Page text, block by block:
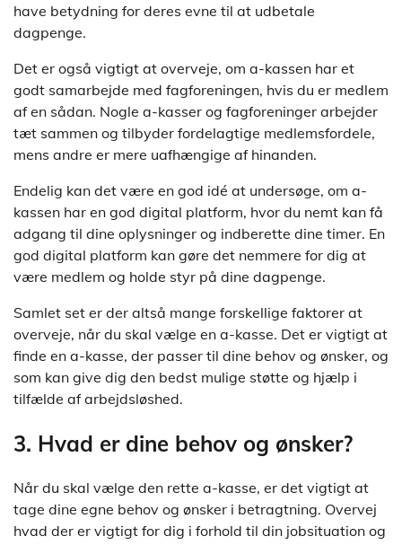
have betydning for deres evne til at udbetale
dagpenge.
Det er også vigtigt at overveje, om a-kassen har et
godt samarbejde med fagforeningen, hvis du er medlem
af en sådan. Nogle a-kasser og fagforeninger arbejder
tæt sammen og tilbyder fordelagtige medlemsfordele,
mens andre er mere uafhængige af hinanden.
Endelig kan det være en god idé at undersøge, om a-
kassen har en god digital platform, hvor du nemt kan få
adgang til dine oplysninger og indberette dine timer. En
god digital platform kan gøre det nemmere for dig at
være medlem og holde styr på dine dagpenge.
Samlet set er der altså mange forskellige faktorer at
overveje, når du skal vælge en a-kasse. Det er vigtigt at
finde en a-kasse, der passer til dine behov og ønsker, og
som kan give dig den bedst mulige støtte og hjælp i
tilfælde af arbejdsløshed.
3. Hvad er dine behov og ønsker?
Når du skal vælge den rette a-kasse, er det vigtigt at
tage dine egne behov og ønsker i betragtning. Overvej
hvad der er vigtigt for dig i forhold til din jobsituation og